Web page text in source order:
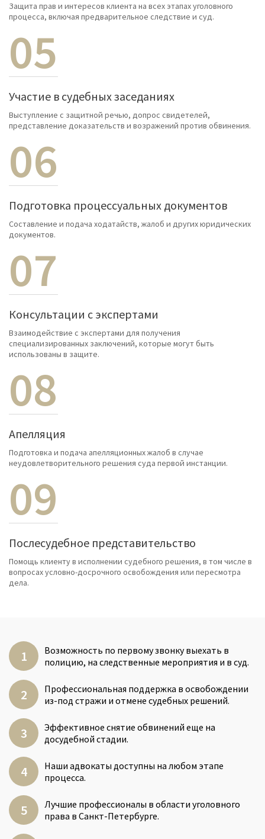
Защита прав и интересов клиента на всех этапах уголовного
процесса, включая предварительное следствие и суд.
05
Участие в судебных заседаниях
Выступление с защитной речью, допрос свидетелей,
представление доказательств и возражений против обвинения.
06
Подготовка процессуальных документов
Составление и подача ходатайств, жалоб и других юридических
документов.
07
Консультации с экспертами
Взаимодействие с экспертами для получения
специализированных заключений, которые могут быть
использованы в защите.
08
Апелляция
Подготовка и подача апелляционных жалоб в случае
неудовлетворительного решения суда первой инстанции.
09
Послесудебное представительство
Помощь клиенту в исполнении судебного решения, в том числе в
вопросах условно-досрочного освобождения или пересмотра
дела.
Возможность по первому звонку выехать в
полицию, на следственные мероприятия и в суд.
Профессиональная поддержка в освобождении
из-под стражи и отмене судебных решений.
Эффективное снятие обвинений еще на
досудебной стадии.
Наши адвокаты доступны на любом этапе
процесса.
Лучшие профессионалы в области уголовного
права в Санкт-Петербурге.